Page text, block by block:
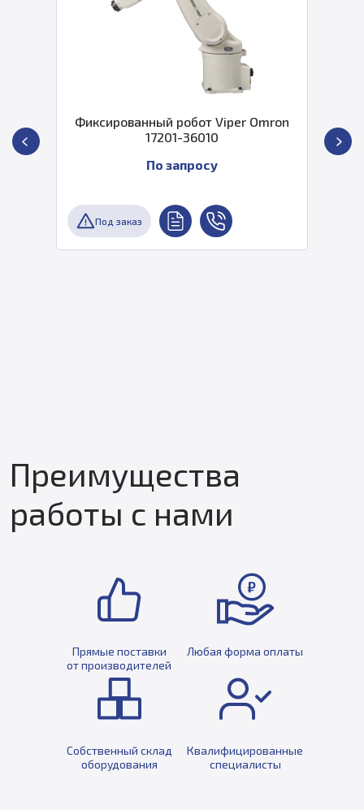
Фиксированный робот Viper Omron
17201-36010
По запросу
Под заказ
Преимущества
работы с нами
Прямые поставки
от производителей
Любая форма оплаты
Собственный склад
оборудования
Квалифицированные
специалисты